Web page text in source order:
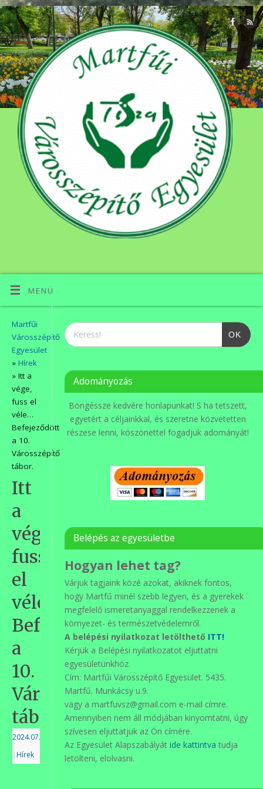
MENÜ
Martfűi
Városszépítő
Egyesület
»Hírek
» Itt a
vége,
fuss el
véle…
Befejeződött
a 10.
Városszépítő
tábor.
Itt
a
vége,
fuss
el
véle…
Befejeződött
a
10.
Városszépítő
tábor.
2024.07.14.
|Hírek
OK
Adományozás
Böngéssze kedvére honlapunkat! S ha tetszett,
egyetért a céljainkkal, és szeretne közvetetten
részese lenni, köszönettel fogadjuk adományát!
Belépés az egyesületbe
Hogyan lehet tag?
Várjuk tagjaink közé azokat, akiknek fontos,
hogy Martfű minél szebb legyen, és a gyerekek
megfelelő ismeretanyaggal rendelkezzenek a
környezet- és természetvédelemről.
A belépési nyilatkozat letölthető ITT!
Kérjük a Belépési nyilatkozatot eljuttatni
egyesületünkhöz.
Cím: Martfűi Városszépítő Egyesület. 5435.
Martfű. Munkácsy u.9.
vagy a martfuvsz@gmail.com e-mail címre.
Amennyiben nem áll módjában kinyomtatni, úgy
szívesen eljuttatjuk az Ön címére.
Az Egyesület Alapszabályát ide kattintva tudja
letölteni, elolvasni.